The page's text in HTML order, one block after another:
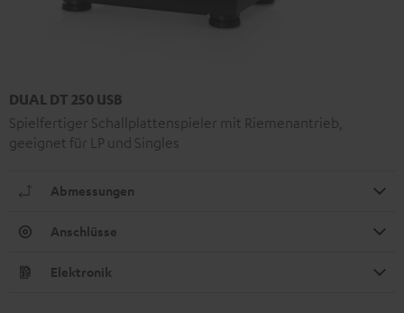
DUAL DT 250 USB
Spielfertiger Schallplattenspieler mit Riemenantrieb,
geeignet für LP und Singles
Abmessungen
Anschlüsse
Elektronik